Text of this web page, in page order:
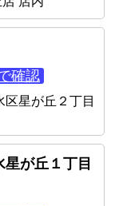
確認
区星が丘２丁目
が丘１丁目